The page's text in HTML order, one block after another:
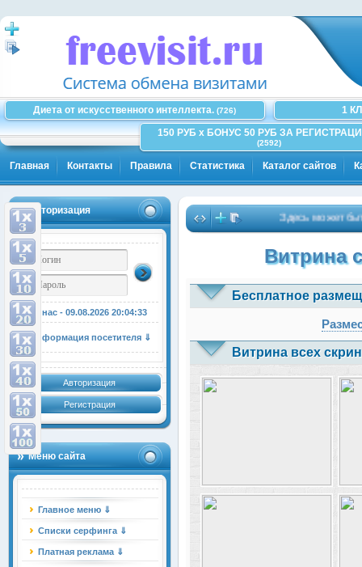
Диета от искусственного интеллекта. (726)
1
150 РУБ x БОНУС 50 РУБ ЗА
(2592)
Главная Контакты Правила Статистика Каталог сайтов
Авторизация
У нас - 09.08.2026 20:04:33
Информация посетителя ⇓
Авторизация
Регистрация
Меню сайта
Главное меню ⇓
Списки серфинга ⇓
Платная реклама ⇓
Здесь может быть
Витрина
Бесплатное
Витрина всех